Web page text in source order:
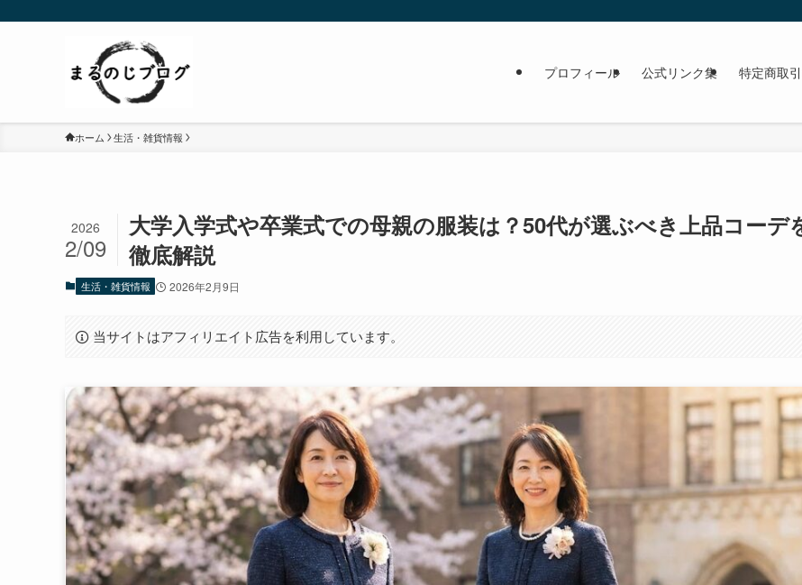
プロフィール 公式リンク集 特定商取
ホーム 生活・雑貨情報
大学入学式や卒業式での母親の服装は？50代が選ぶべき上品コーデ
徹底解説
2026
2/09
生活・雑貨情報 2026年2月9日
当サイトはアフィリエイト広告を利用しています。